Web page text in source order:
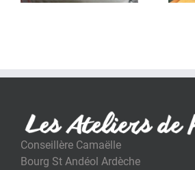
Conseillère Camaëlle
Bourg St Andéol Ardèche